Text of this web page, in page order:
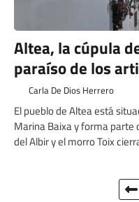
Altea, la cúpula
paraíso de los
Carla De Dios Herrero
El pueblo de Altea está
Marina Baixa y forma parte
del Albir y el morro Toix